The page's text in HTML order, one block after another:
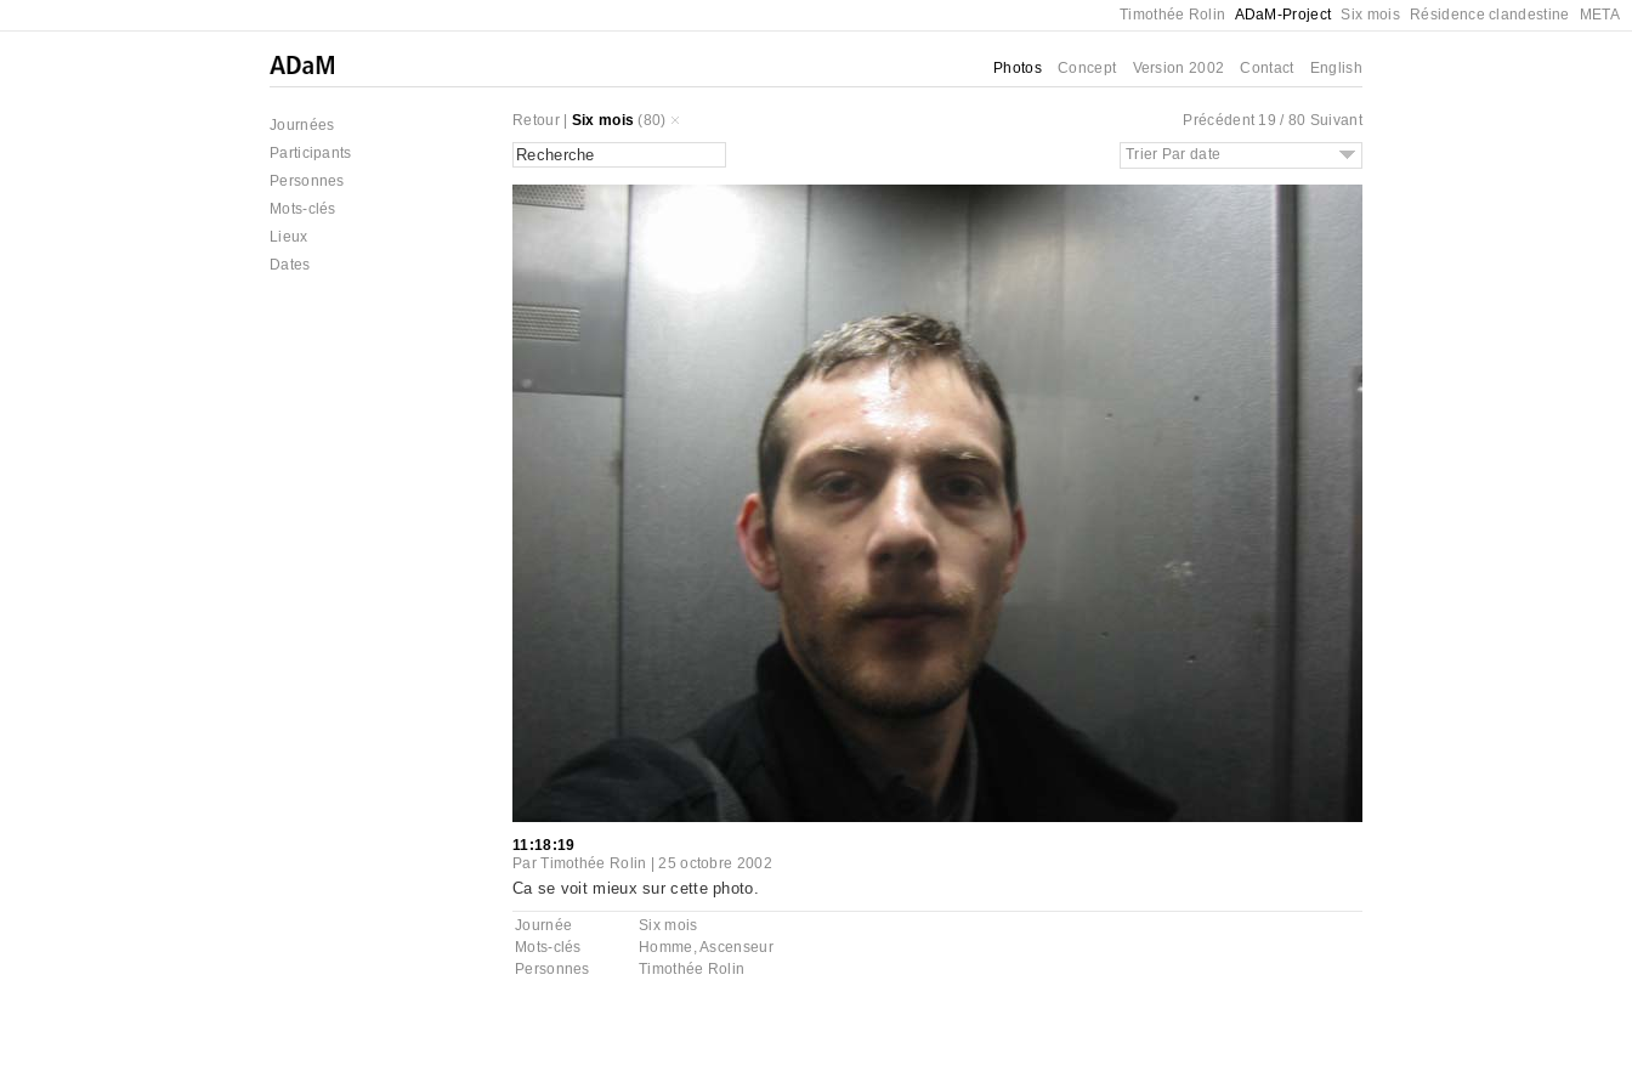
Timothée Rolin ADaM-Project Six mois Résidence clandestine META
Photos Concept Version 2002 Contact English
Journées
Participants
Personnes
Mots-clés
Lieux
Dates
Retour| Six mois (80) Précédent 19 / 80 Suivant
Trier Par date
11:18:19
ParTimothée Rolin |25 octobre 2002
Ca se voit mieux sur cette photo.
Journée
Six mois
Mots-clés
Homme ,Ascenseur
Personnes
Timothée Rolin